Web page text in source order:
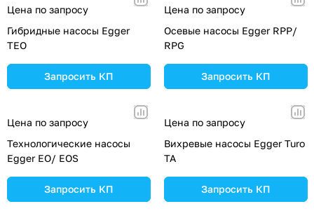
Цена по запросу
Гибридные насосы Egger
TEO
Запросить КП
Цена по запросу
Осевые насосы Egger RPP/
RPG
Запросить КП
Цена по запросу
Технологические насосы
Egger EO/ EOS
Запросить КП
Цена по запросу
Вихревые насосы Egger Turo
TA
Запросить КП